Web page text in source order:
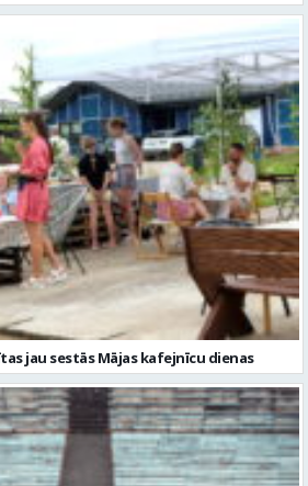
jau sestās Mājas kafejnīcu dienas